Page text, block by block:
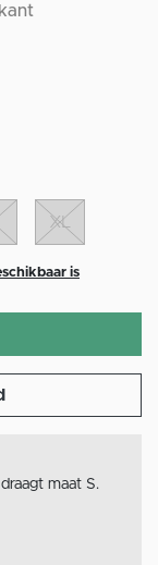
XL
is
maat S.